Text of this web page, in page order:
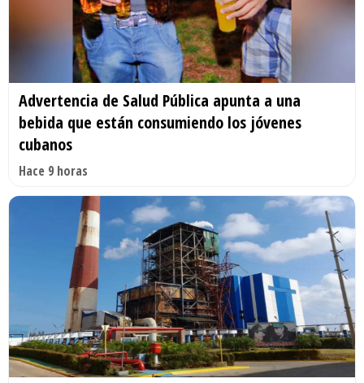
Advertencia de Salud Pública apunta a una
bebida que están consumiendo los jóvenes
cubanos
Hace 9 horas